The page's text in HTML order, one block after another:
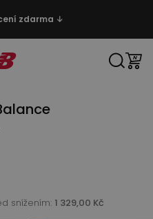
zdarma ↓
snížením: 1 329,00 Kč